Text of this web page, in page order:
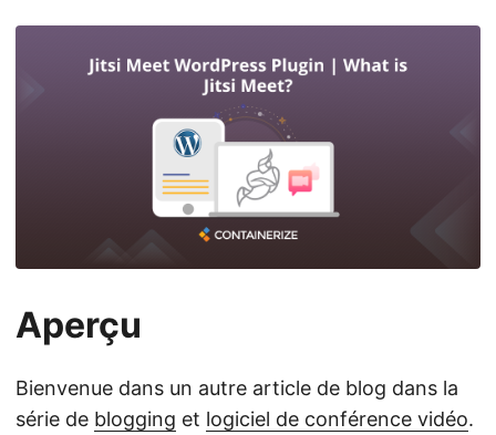
Aperçu
Bienvenue dans un autre article de blog dans la
série de blogging et logiciel de conférence vidéo.